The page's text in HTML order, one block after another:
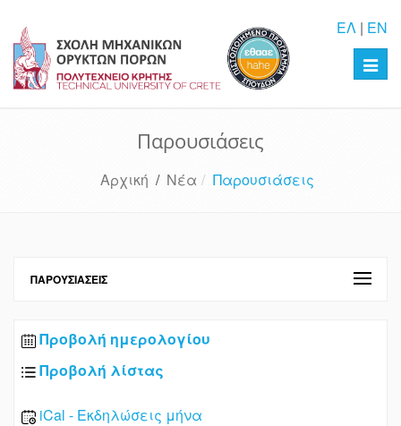
ΕΛ | EN
Παρουσιάσεις
Αρχική / Νέα Παρουσιάσεις
ΠΑΡΟΥΣΙΆΣΕΙΣ
Προβολή ημερολογίου
Προβολή λίστας
iCal - Εκδηλώσεις μήνα